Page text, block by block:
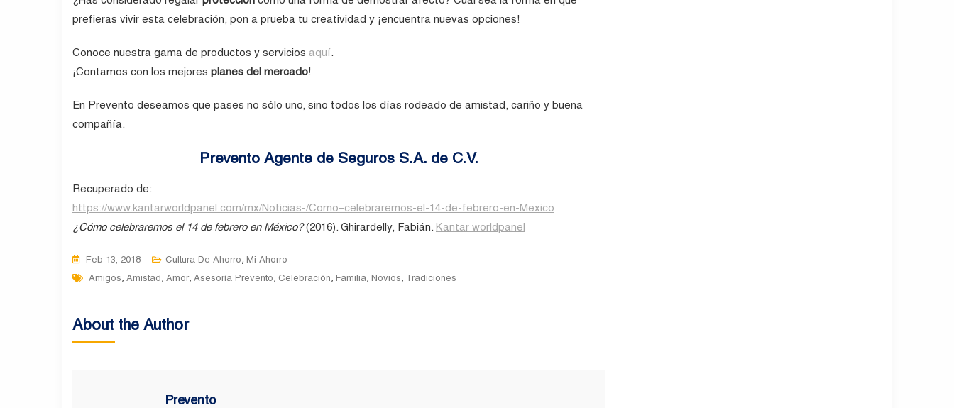
prefieras vivir esta celebración, pon a prueba tu creatividad y ¡encuentra nuevas opciones!
Conoce nuestra gama de productos y servicios aquí.
¡Contamos con los mejores planes del mercado!
En Prevento deseamos que pases no sólo uno, sino todos los días rodeado de amistad, cariño y buena
compañía.
Prevento Agente de Seguros S.A. de C.V.
Recuperado de:
https://www.kantarworldpanel.com/mx/Noticias-/Como–celebraremos-el-14-de-febrero-en-Mexico
¿Cómo celebraremos el 14 de febrero en México?(2016). Ghirardelly, Fabián. Kantar worldpanel
Feb 13, 2018 Cultura De Ahorro, Mi Ahorro
Tags
Amigos, Amistad, Amor, Asesoría Prevento, Celebración, Familia, Novios, Tradiciones
About the Author
Prevento